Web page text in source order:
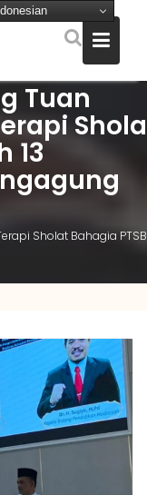
Tuan
13
Sholat Bahagia PTSB